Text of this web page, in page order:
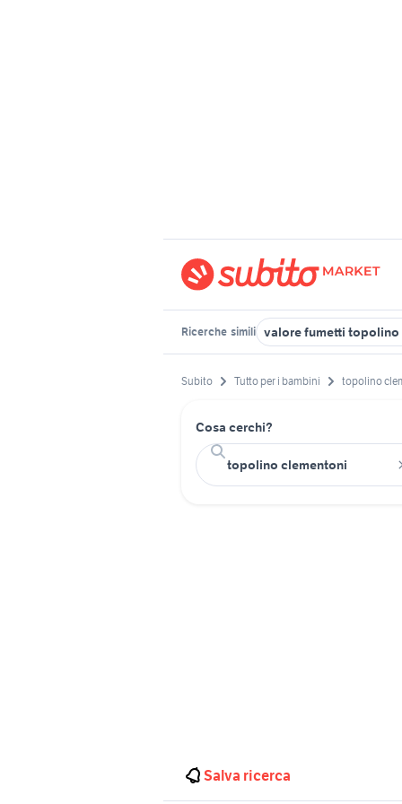
Ricerche simili valore fumetti topolino
Subito Tutto per i bambini topolino
Cosa cerchi?
Salva ricerca